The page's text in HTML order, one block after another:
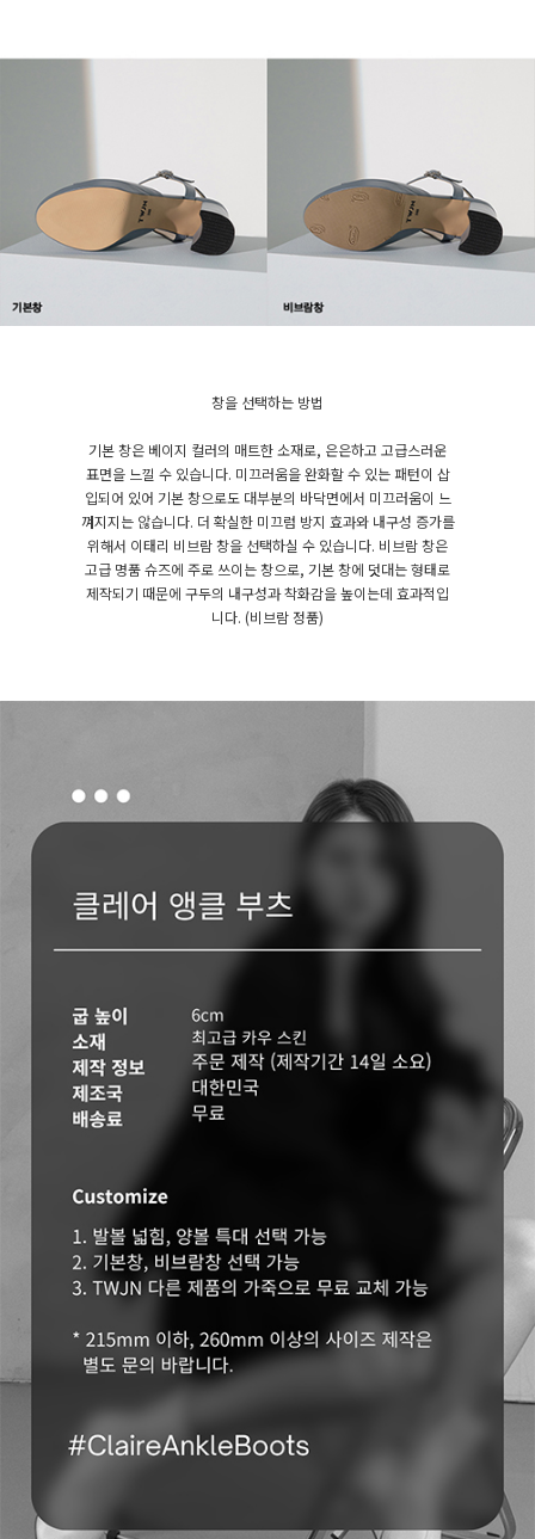
창을 선택하는 방법
기본 창은 베이지 컬러의 매트한 소재로, 은은하고 고급스러운
표면을 느낄 수 있습니다. 미끄러움을 완화할 수 있는 패턴이 삽
입되어 있어 기본 창으로도 대부분의 바닥면에서 미끄러움이 느
껴지지는 않습니다. 더 확실한 미끄럼 방지 효과와 내구성 증가를
위해서 이태리 비브람 창을 선택하실 수 있습니다. 비브람 창은
고급 명품 슈즈에 주로 쓰이는 창으로, 기본 창에 덧대는 형태로
제작되기 때문에 구두의 내구성과 착화감을 높이는데 효과적입
니다. (비브람 정품)